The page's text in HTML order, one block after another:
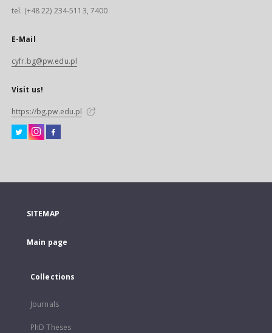
tel. (+48 22) 234-5113, 7400
E-Mail
cyfr.bg@pw.edu.pl
Visit us!
https://bg.pw.edu.pl
SITEMAP
Main page
Collections
Journals
PhD Theses